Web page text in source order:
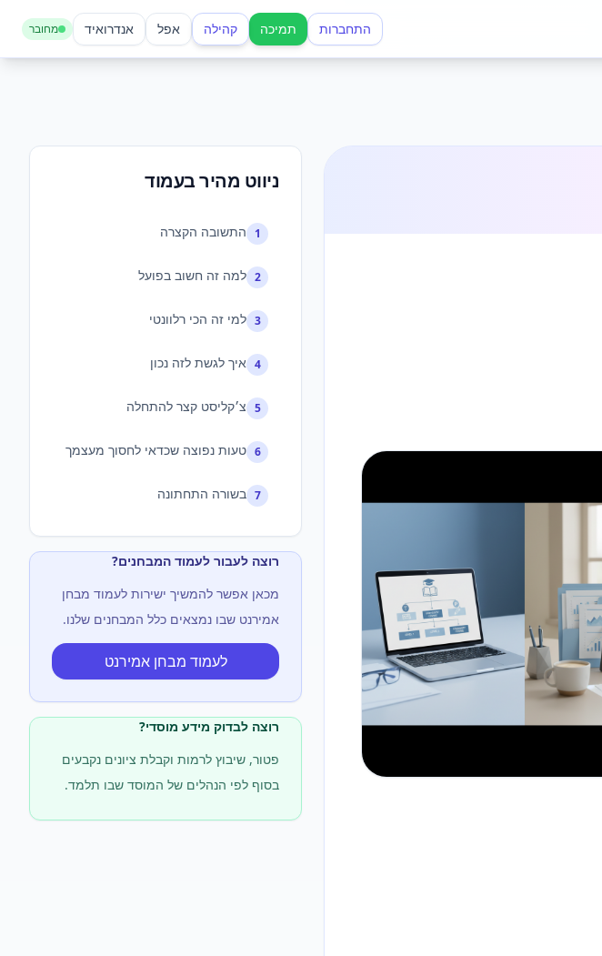
התחברות תמיכה קהילה אפל אנדרואיד מחובר
ניווט מהיר בעמוד
1 התשובה הקצרה
2 למה זה חשוב בפועל
3 למי זה הכי רלוונטי
4 איך לגשת לזה נכון
5 צ׳קליסט קצר להתחלה
6 טעות נפוצה שכדאי לחסוך מעצמך
7 בשורה התחתונה
רוצה לעבור לעמוד המבחנים?
מכאן אפשר להמשיך ישירות לעמוד מבחן
אמירנט שבו נמצאים כלל המבחנים שלנו.
לעמוד מבחן אמירנט
רוצה לבדוק מידע מוסדי?
פטור, שיבוץ לרמות וקבלת ציונים נקבעים
בסוף לפי הנהלים של המוסד שבו תלמד.